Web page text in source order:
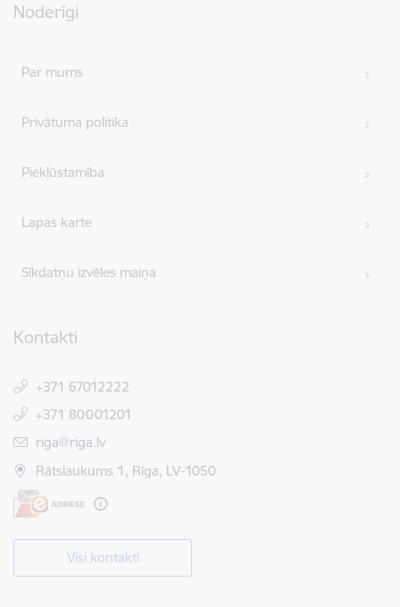
Noderīgi
Par mums
Privātuma politika
Piekļūstamība
Lapas karte
Sīkdatņu izvēles maiņa
Kontakti
+371 67012222
+371 80001201
E-pasts:
riga@riga.lv
Rātslaukums 1, Rīga, LV-1050
Visi kontakti